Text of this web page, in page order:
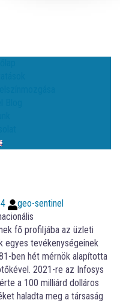
geo-sentinel
fő profiljába az üzleti
egyes tevékenységeinek
ben hét mérnök alapította
2021-re az Infosys
a 100 milliárd dolláros
haladta meg a társaság